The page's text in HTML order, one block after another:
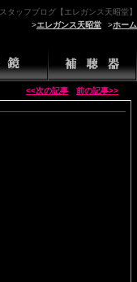
スタッフブログ【エレガンス天昭堂】
>エレガンス天昭堂 >ホーム
<<次の記事 前の記事>>